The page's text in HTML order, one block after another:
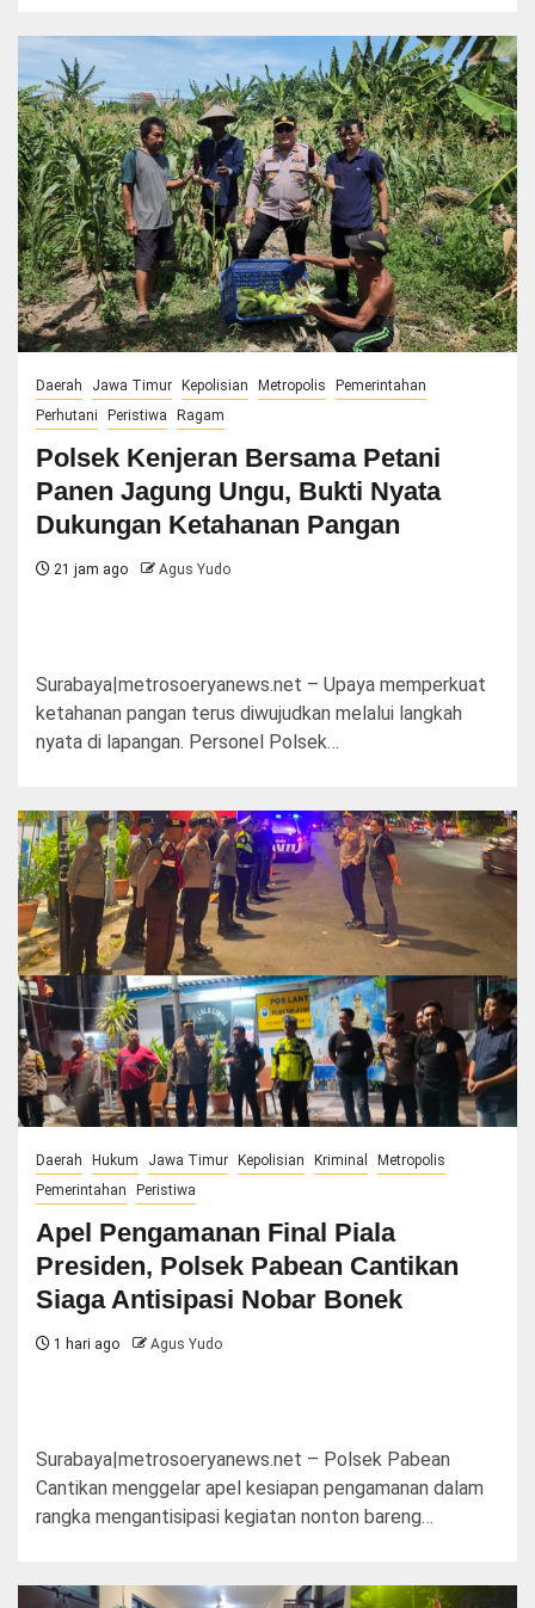
Daerah Jawa Timur Kepolisian Metropolis
Pemerintahan
Perhutani
Peristiwa Ragam
Polsek Kenjeran Bersama Petani
Panen Jagung Ungu, Bukti Nyata
Dukungan Ketahanan Pangan
21 jam ago Agus Yudo
Surabaya|metrosoeryanews.net – Upaya memperkuat
ketahanan pangan terus diwujudkan melalui langkah
nyata di lapangan. Personel Polsek…
Daerah Hukum Jawa Timur Kepolisian Kriminal
Metropolis
Pemerintahan
Peristiwa
Apel Pengamanan Final Piala
Presiden, Polsek Pabean Cantikan
Siaga Antisipasi Nobar Bonek
1 hari ago Agus Yudo
Surabaya|metrosoeryanews.net – Polsek Pabean
Cantikan menggelar apel kesiapan pengamanan dalam
rangka mengantisipasi kegiatan nonton bareng…